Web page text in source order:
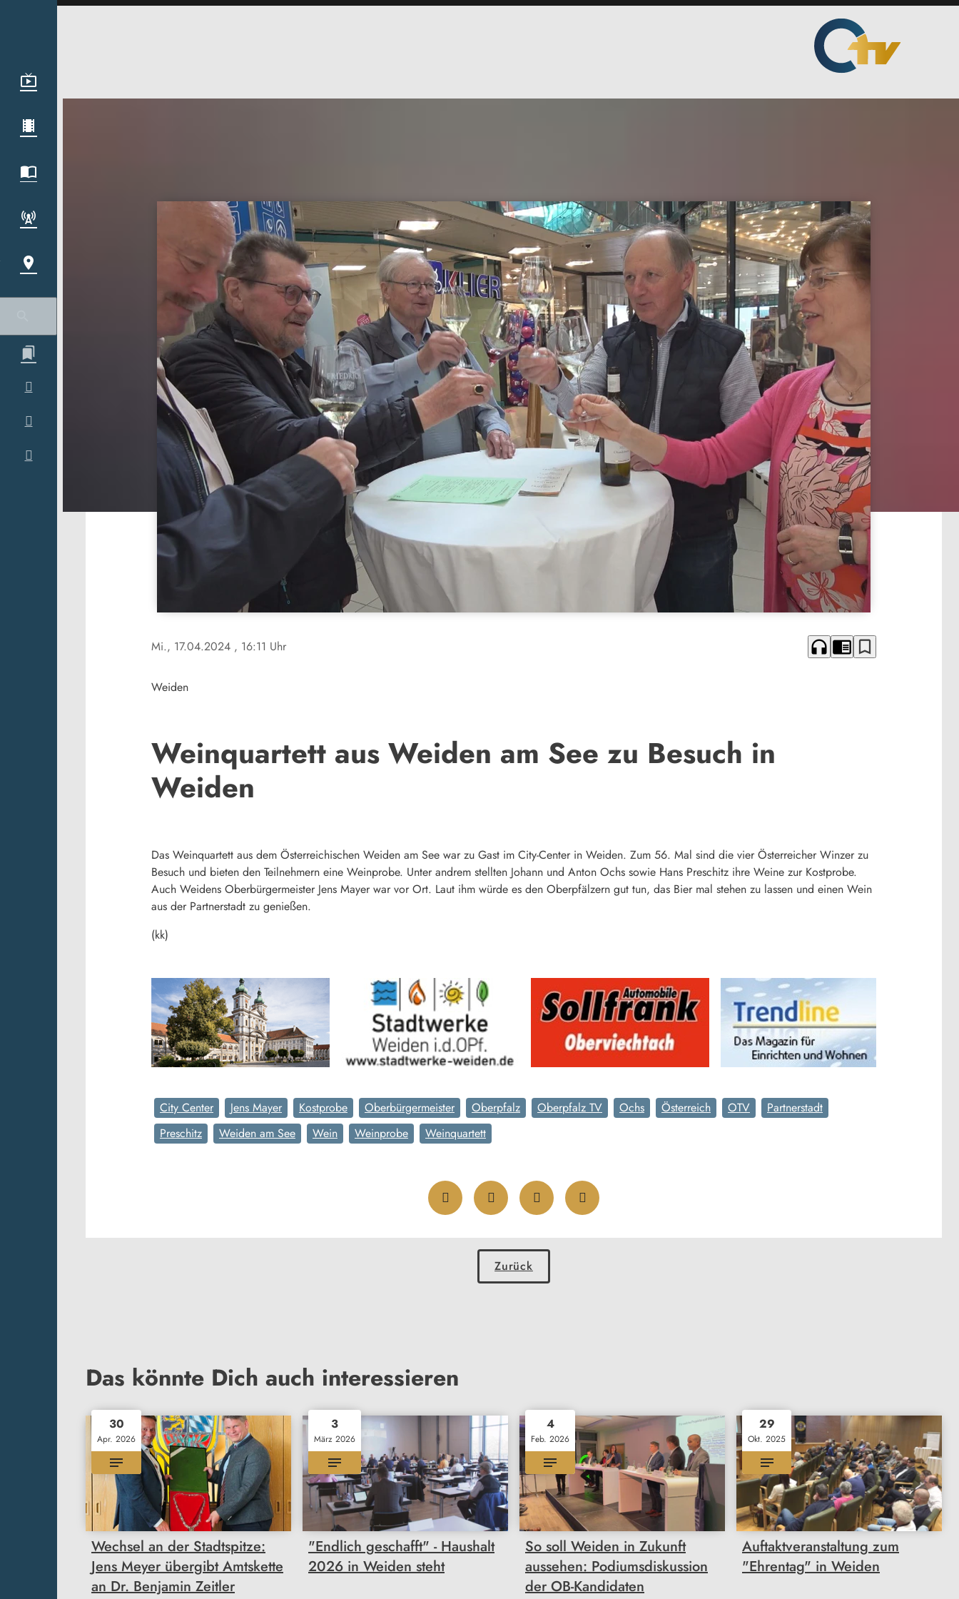
Mi., 17.04.2024 , 16:11 Uhr headphones chrome_reader_mode bookmark_border
Weiden
Weinquartett aus Weiden am See zu Besuch in
Weiden
Das Weinquartett aus dem Österreichischen Weiden am See war zu Gast im City-Center in Weiden. Zum 56. Mal sind die vier Österreicher Winzer zu
Besuch und bieten den Teilnehmern eine Weinprobe. Unter andrem stellten Johann und Anton Ochs sowie Hans Preschitz ihre Weine zur Kostprobe.
Auch Weidens Oberbürgermeister Jens Mayer war vor Ort. Laut ihm würde es den Oberpfälzern gut tun, das Bier mal stehen zu lassen und einen Wein
aus der Partnerstadt zu genießen.
(kk)
City Center Jens Mayer Kostprobe Oberbürgermeister Oberpfalz Oberpfalz TV Ochs Österreich OTV
Partnerstadt
Preschitz
Weiden am See Wein Weinprobe Weinquartett
Zurück
Das könnte Dich auch interessieren
30
Apr. 2026
Wechsel an der Stadtspitze:
Jens Meyer übergibt Amtskette
an Dr. Benjamin Zeitler
3
März 2026
"Endlich geschafft" - Haushalt
2026 in Weiden steht
4
Feb. 2026
So soll Weiden in Zukunft
aussehen: Podiumsdiskussion
der OB-Kandidaten
29
Okt. 2025
Auftaktveranstaltung zum
"Ehrentag" in Weiden